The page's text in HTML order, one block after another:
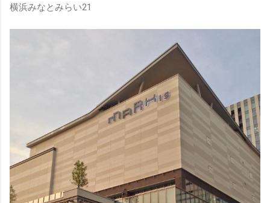
三個字掛在嘴上，當做無知的遮羞布，我就會感到倒胃口！
去幫自己抬轎、有鍋直接推給下屬扛、散佈同事私生活謠
言，還有職場霸凌，這些你他媽都頂級專業戶，除此之外沒
啥洨用了！） 一件理論上可以做到的事情，外行人的認知
被信息差，不懂加上沒實作能力去驗證，就什麼都變成黑科
技了（多黑？比巴西黑鮑魚還黑嗎？）。反重力技術說不定
也非啥黑科技，只是政府不讓你普通老百姓了解罷了。
Ray-ban Meta 的黑科技，講白了就是人家拉個百人團隊
在搞那支眼鏡，然後把軟體技能和硬體規格點滿，再加上極
致優化後的成果罷了！ 當時知道 Ray-Ban Meta 的智慧眼
鏡有塞入一個強大的 WiFi 6 晶片在裡面，一開始我猜測會
不會有可能是透過 WiFi P2P 或 WiFi SoftAP 的方式去做
横浜みなとみらい21